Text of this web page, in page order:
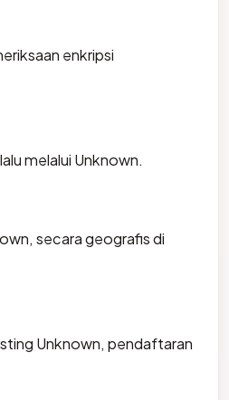
enkripsi
melalui Unknown.
secara geografis di
Unknown, pendaftaran